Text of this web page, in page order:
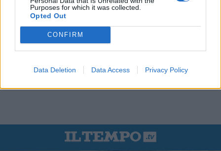
Purposes for which it was collected.
Opted Out
CONFIRM
Data Deletion Data Access Privacy Policy